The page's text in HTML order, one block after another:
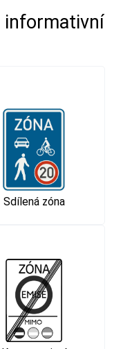
informativní
Sdílená zóna